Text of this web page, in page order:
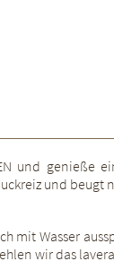
und
und beugt
mit Wasser
wir das